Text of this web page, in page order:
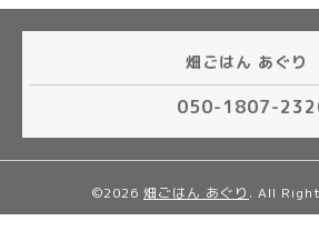
畑ごはん あぐり
050-1807-
©2026 畑ごはん あぐり . All